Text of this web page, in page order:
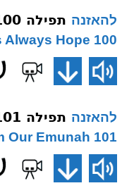
להאזנה תפילה 100 למלשינים אל תהי תקוה
100 There is Always Hope
להאזנה תפילה 101 מינים כופרים
101 Living From Our Emunah